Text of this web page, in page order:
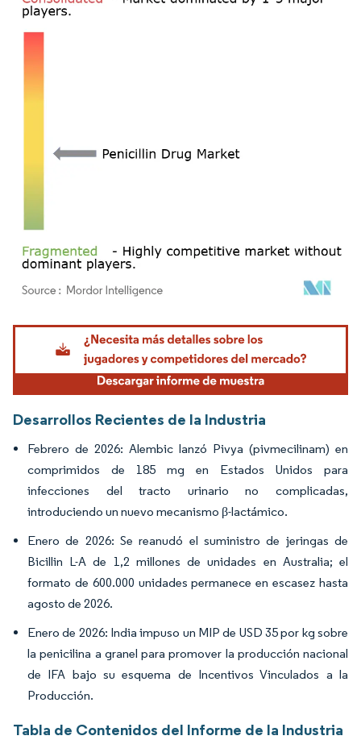
Imagen © Mordor Intelligence. El uso requiere atribución según CC BY 4.0.
Desarrollos Recientes de la Industria
Febrero de 2026: Alembic lanzó Pivya (pivmecilinam) en
comprimidos de 185 mg en Estados Unidos para
infecciones del tracto urinario no complicadas,
introduciendo un nuevo mecanismo β-lactámico.
Enero de 2026: Se reanudó el suministro de jeringas de
Bicillin L-A de 1,2 millones de unidades en Australia; el
formato de 600.000 unidades permanece en escasez hasta
agosto de 2026.
Enero de 2026: India impuso un MIP de USD 35 por kg sobre
la penicilina a granel para promover la producción nacional
de IFA bajo su esquema de Incentivos Vinculados a la
Producción.
Tabla de Contenidos del Informe de la Industria